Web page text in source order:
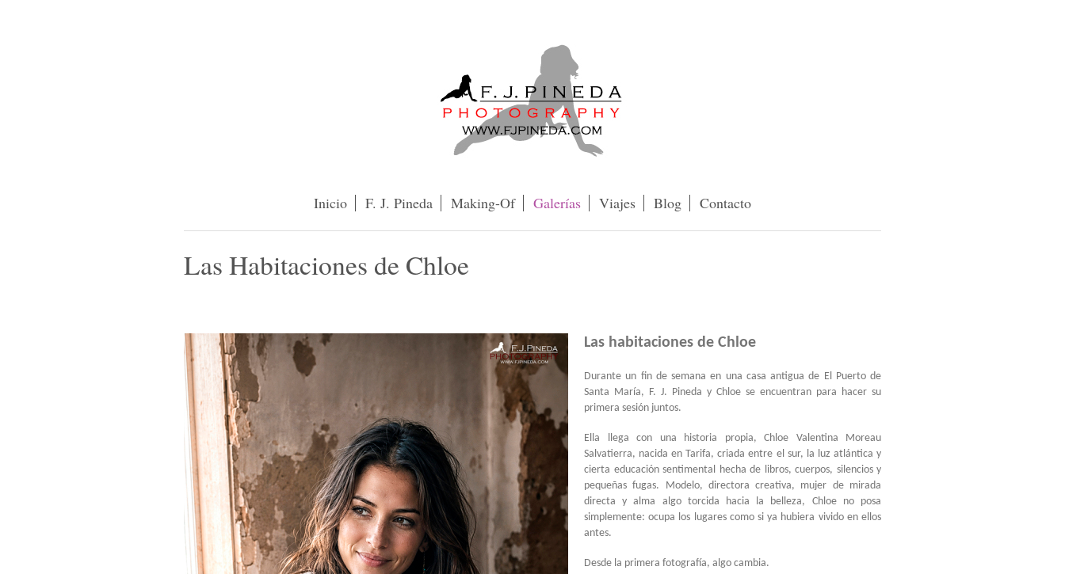
Inicio F. J. Pineda Making-Of Galerías Viajes Blog Contacto
Las Habitaciones de Chloe
Las habitaciones de Chloe
Durante un fin de semana en una casa antigua de El Puerto de
Santa María, F. J. Pineda y Chloe se encuentran para hacer su
primera sesión juntos.
Ella llega con una historia propia, Chloe Valentina Moreau
Salvatierra, nacida en Tarifa, criada entre el sur, la luz atlántica y
cierta educación sentimental hecha de libros, cuerpos, silencios y
pequeñas fugas. Modelo, directora creativa, mujer de mirada
directa y alma algo torcida hacia la belleza, Chloe no posa
simplemente: ocupa los lugares como si ya hubiera vivido en ellos
antes.
Desde la primera fotografía, algo cambia.